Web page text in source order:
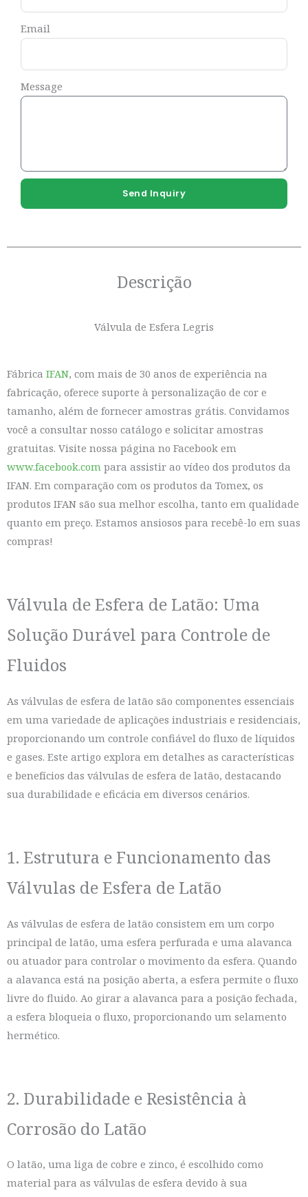
Email
Message
Send Inquiry
Descrição
Válvula de Esfera Legris
Fábrica IFAN, com mais de 30 anos de experiência na
fabricação, oferece suporte à personalização de cor e
tamanho, além de fornecer amostras grátis. Convidamos
você a consultar nosso catálogo e solicitar amostras
gratuitas. Visite nossa página no Facebook em
www.facebook.com para assistir ao vídeo dos produtos da
IFAN. Em comparação com os produtos da Tomex, os
produtos IFAN são sua melhor escolha, tanto em qualidade
quanto em preço. Estamos ansiosos para recebê-lo em suas
compras!
Válvula de Esfera de Latão: Uma
Solução Durável para Controle de
Fluidos
As válvulas de esfera de latão são componentes essenciais
em uma variedade de aplicações industriais e residenciais,
proporcionando um controle confiável do fluxo de líquidos
e gases. Este artigo explora em detalhes as características
e benefícios das válvulas de esfera de latão, destacando
sua durabilidade e eficácia em diversos cenários.
1. Estrutura e Funcionamento das
Válvulas de Esfera de Latão
As válvulas de esfera de latão consistem em um corpo
principal de latão, uma esfera perfurada e uma alavanca
ou atuador para controlar o movimento da esfera. Quando
a alavanca está na posição aberta, a esfera permite o fluxo
livre do fluido. Ao girar a alavanca para a posição fechada,
a esfera bloqueia o fluxo, proporcionando um selamento
hermético.
2. Durabilidade e Resistência à
Corrosão do Latão
O latão, uma liga de cobre e zinco, é escolhido como
material para as válvulas de esfera devido à sua